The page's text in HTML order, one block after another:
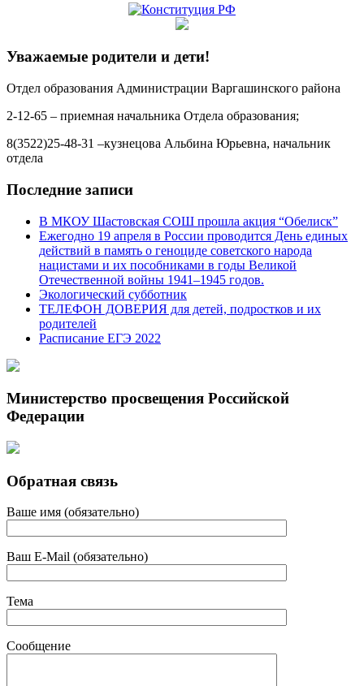
Уважаемые родители и дети!
Отдел образования Администрации Варгашинского района
2-12-65 – приемная начальника Отдела образования;
8(3522)25-48-31 –кузнецова Альбина Юрьевна, начальник
отдела
Последние записи
В МКОУ Шастовская СОШ прошла акция “Обелиск”
Ежегодно 19 апреля в России проводится День единых
действий в память о геноциде советского народа
нацистами и их пособниками в годы Великой
Отечественной войны 1941–1945 годов.
Экологический субботник
ТЕЛЕФОН ДОВЕРИЯ для детей, подростков и их
родителей
Расписание ЕГЭ 2022
Министерство просвещения Российской
Федерации
Обратная связь
Ваше имя (обязательно)
Ваш E-Mail (обязательно)
Тема
Сообщение